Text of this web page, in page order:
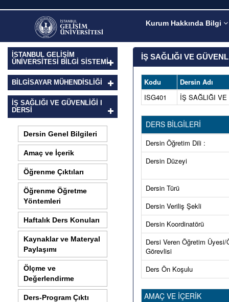
Kurum Hakkında Bilgi
İSTANBUL GELİŞİM
ÜNİVERSİTESİ BİLGİ SİSTEMİ
BILGISAYAR MÜHENDISLIĞI
İŞ SAĞLIĞI VE GÜVENLİĞİ I
DERSI
Dersin Genel Bilgileri
Amaç ve İçerik
Öğrenme Çıktıları
Öğrenme Öğretme
Yöntemleri
Haftalık Ders Konuları
Kaynaklar ve Materyal
Paylaşımı
Ölçme ve
Değerlendirme
Ders-Program Çıktı
İŞ SAĞLIĞI VE
Kodu
Dersin Adı
ISG401
İŞ SAĞLIĞI
DERS BİLGİLERİ
Dersin Öğretim Dili :
Dersin Düzeyi
Dersin Türü
Dersin Veriliş Şekli
Dersin Koordinatörü
Dersi Veren Öğretim Üyesi/
Görevlisi
Ders Ön Koşulu
AMAÇ VE İÇERİK